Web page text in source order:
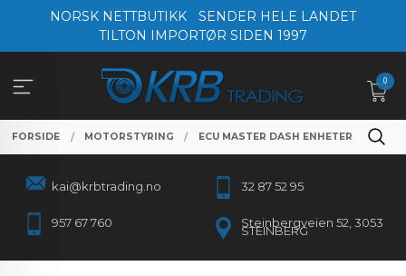
NORSK NETTBUTIKK
SENDER HELE LANDET
TILTON IMPORTØR SIDEN 1997
0
FORSIDE MOTORSTYRING ECU MASTER DASH ENHETER
kai@krbtrading.no 32 87 52 95
957 67 760 Steinbergveien 52, 3053
STEINBERG